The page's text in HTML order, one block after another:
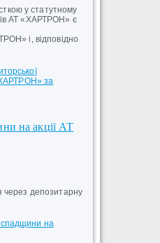
у статутному
АТ «ХАРТРОН» є
і, відповідно
за
на акції АТ
через депозитарну
спадщини на